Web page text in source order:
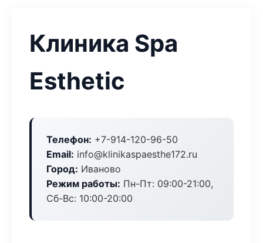
Клиника Spa
Esthetic
Телефон: +7-914-120-96-50
Email: info@klinikaspaesthe172.ru
Город: Иваново
Режим работы: Пн-Пт: 09:00-21:00,
Сб-Вс: 10:00-20:00